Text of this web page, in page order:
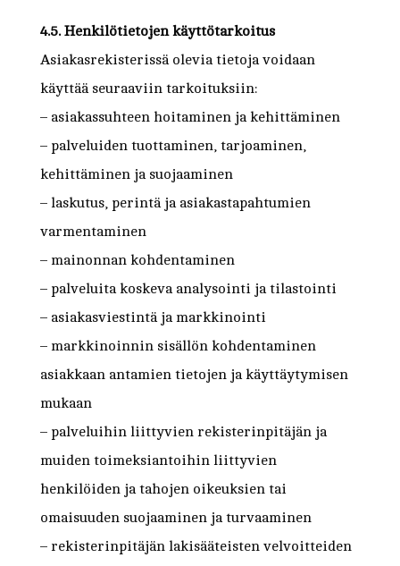
4.5. Henkilötietojen käyttötarkoitus
Asiakasrekisterissä olevia tietoja voidaan
käyttää seuraaviin tarkoituksiin:
– asiakassuhteen hoitaminen ja kehittäminen
– palveluiden tuottaminen, tarjoaminen,
kehittäminen ja suojaaminen
– laskutus, perintä ja asiakastapahtumien
varmentaminen
– mainonnan kohdentaminen
– palveluita koskeva analysointi ja tilastointi
– asiakasviestintä ja markkinointi
– markkinoinnin sisällön kohdentaminen
asiakkaan antamien tietojen ja käyttäytymisen
mukaan
– palveluihin liittyvien rekisterinpitäjän ja
muiden toimeksiantoihin liittyvien
henkilöiden ja tahojen oikeuksien tai
omaisuuden suojaaminen ja turvaaminen
– rekisterinpitäjän lakisääteisten velvoitteiden